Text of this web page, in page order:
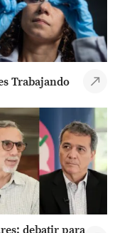
Trabajando
debatir para